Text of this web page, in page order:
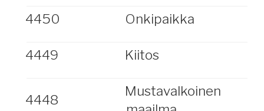
4450 Onkipaikka
4449 Kiitos
4448
Mustavalkoinen